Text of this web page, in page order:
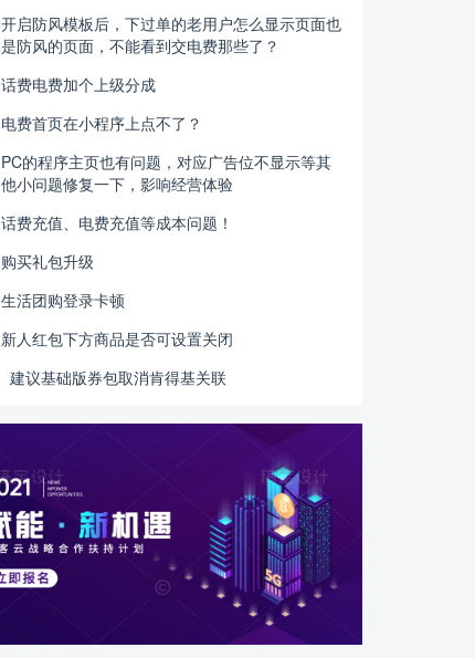
开启防风模板后，下过单的老用户怎么显示页面也
是防风的页面，不能看到交电费那些了？
话费电费加个上级分成
电费首页在小程序上点不了？
PC的程序主页也有问题，对应广告位不显示等其
他小问题修复一下，影响经营体验
话费充值、电费充值等成本问题！
购买礼包升级
生活团购登录卡顿
新人红包下方商品是否可设置关闭
建议基础版券包取消肯得基关联